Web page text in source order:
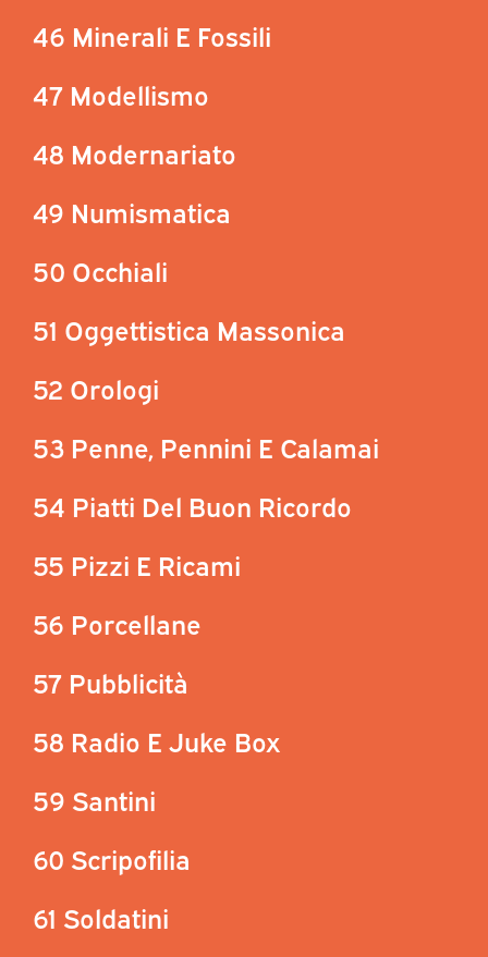
46 Minerali E Fossili
47 Modellismo
48 Modernariato
49 Numismatica
50 Occhiali
51 Oggettistica Massonica
52 Orologi
53 Penne, Pennini E Calamai
54 Piatti Del Buon Ricordo
55 Pizzi E Ricami
56 Porcellane
57 Pubblicità
58 Radio E Juke Box
59 Santini
60 Scripofilia
61 Soldatini